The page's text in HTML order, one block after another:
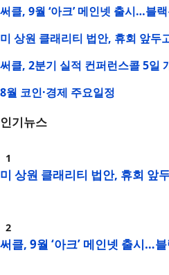
써클, 9월 ‘아크’ 메인넷 출시…블
미 상원 클래리티 법안, 휴회 앞두
써클, 2분기 실적 컨퍼런스콜 5일
8월 코인·경제 주요일정
인기뉴스
미 상원 클래리티 법안, 휴회 앞
써클, 9월 ‘아크’ 메인넷 출시…